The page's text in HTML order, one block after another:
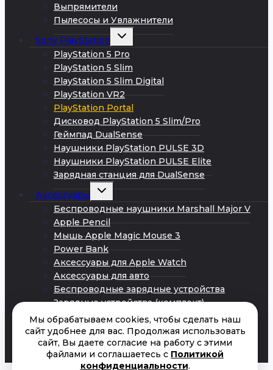
Мы обрабатываем cookies, чтобы сделать наш
сайт удобнее для вас. Продолжая использовать
сайт, Вы даете согласие на работу с этими
файлами и соглашаетесь с Политикой
конфиденциальности.
Выпрямители
Пылесосы и Увлажнители
Sony PlayStation
Развернуть
меню
PlayStation 5 Pro
PlayStation 5 Slim
PlayStation 5 Slim Digital
PlayStation VR2
PlayStation Portal
Дисковод PlayStation 5 Slim/Pro
Геймпад DualSense
Наушники PlayStation PULSE 3D
Наушники PlayStation PULSE Elite
Зарядная станция для DualSense
Аксессуары
Развернуть
меню
Беспроводные наушники Marshall Major V
Apple Pencil
Мышь Apple Magic Mouse 3
Power Bank
Аксессуары для Apple Watch
Аксессуары для авто
Беспроводные зарядные устройства
Зарядные устройства (комплект)
Кабели Android
Кабели iPhone
Сетевые адаптеры питания
Акции